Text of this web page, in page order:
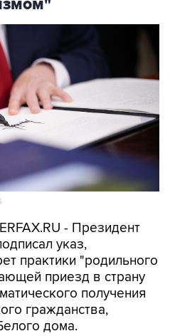
- Президент
указ,
практики "родильного
приезд в страну
получения
гражданства,
дома.